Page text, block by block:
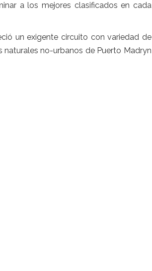
a los mejores clasificados en cada
un exigente circuito con variedad de
naturales no-urbanos de Puerto Madryn